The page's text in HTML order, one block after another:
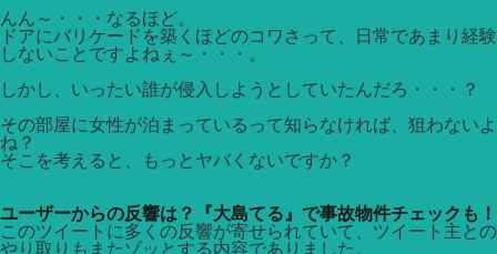
んん～・・・なるほど。
ドアにバリケードを築くほどのコワさって、日常であまり経験
しないことですよねぇ～・・・。
しかし、いったい誰が侵入しようとしていたんだろ・・・？
その部屋に女性が泊まっているって知らなければ、狙わないよ
ね？
そこを考えると、もっとヤバくないですか？
ユーザーからの反響は？『大島てる』で事故物件チェックも！
このツイートに多くの反響が寄せられていて、ツイート主との
やり取りもまたゾッとする内容でありました。